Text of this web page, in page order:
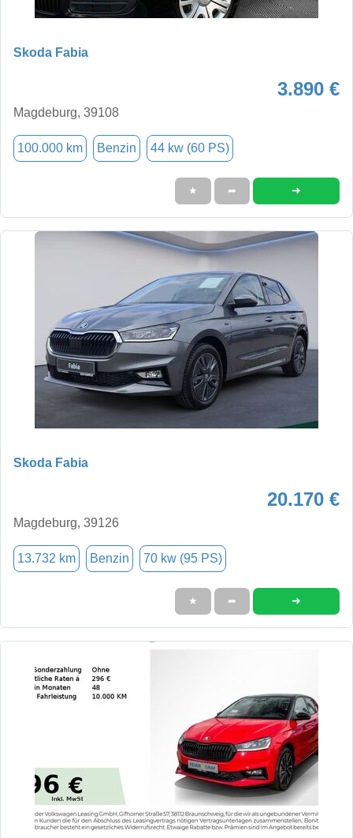
Skoda Fabia
3.890 €
Magdeburg, 39108
100.000 km Benzin 44 kw (60 PS)
★ ➦ ➜
Skoda Fabia
20.170 €
Magdeburg, 39126
13.732 km Benzin 70 kw (95 PS)
★ ➦ ➜